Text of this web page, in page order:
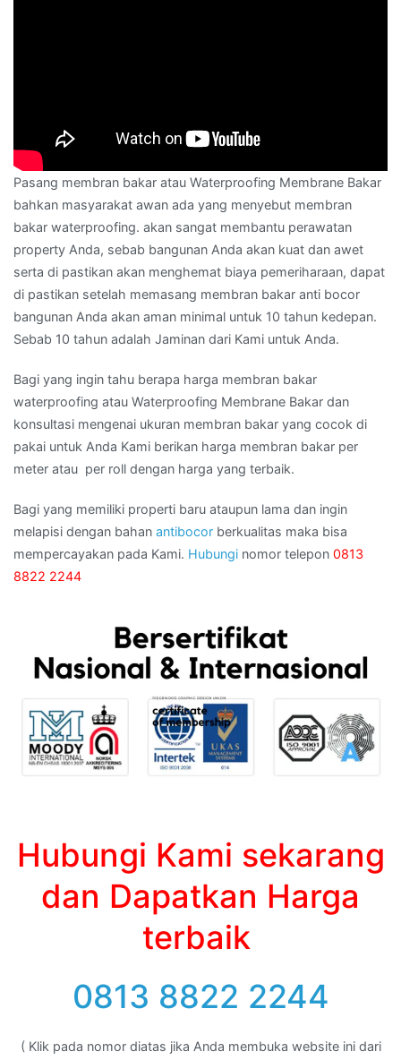
Pasang membran bakar atau Waterproofing Membrane Bakar
bahkan masyarakat awan ada yang menyebut membran
bakar waterproofing. akan sangat membantu perawatan
property Anda, sebab bangunan Anda akan kuat dan awet
serta di pastikan akan menghemat biaya pemeriharaan, dapat
di pastikan setelah memasang membran bakar anti bocor
bangunan Anda akan aman minimal untuk 10 tahun kedepan.
Sebab 10 tahun adalah Jaminan dari Kami untuk Anda.
Bagi yang ingin tahu berapa harga membran bakar
waterproofing atau Waterproofing Membrane Bakar dan
konsultasi mengenai ukuran membran bakar yang cocok di
pakai untuk Anda Kami berikan harga membran bakar per
meter atau per roll dengan harga yang terbaik.
Bagi yang memiliki properti baru ataupun lama dan ingin
melapisi dengan bahan antibocor berkualitas maka bisa
mempercayakan pada Kami. Hubungi nomor telepon 0813
8822 2244
Hubungi Kami sekarang
dan Dapatkan Harga
terbaik
0813 8822 2244
( Klik pada nomor diatas jika Anda membuka website ini dari